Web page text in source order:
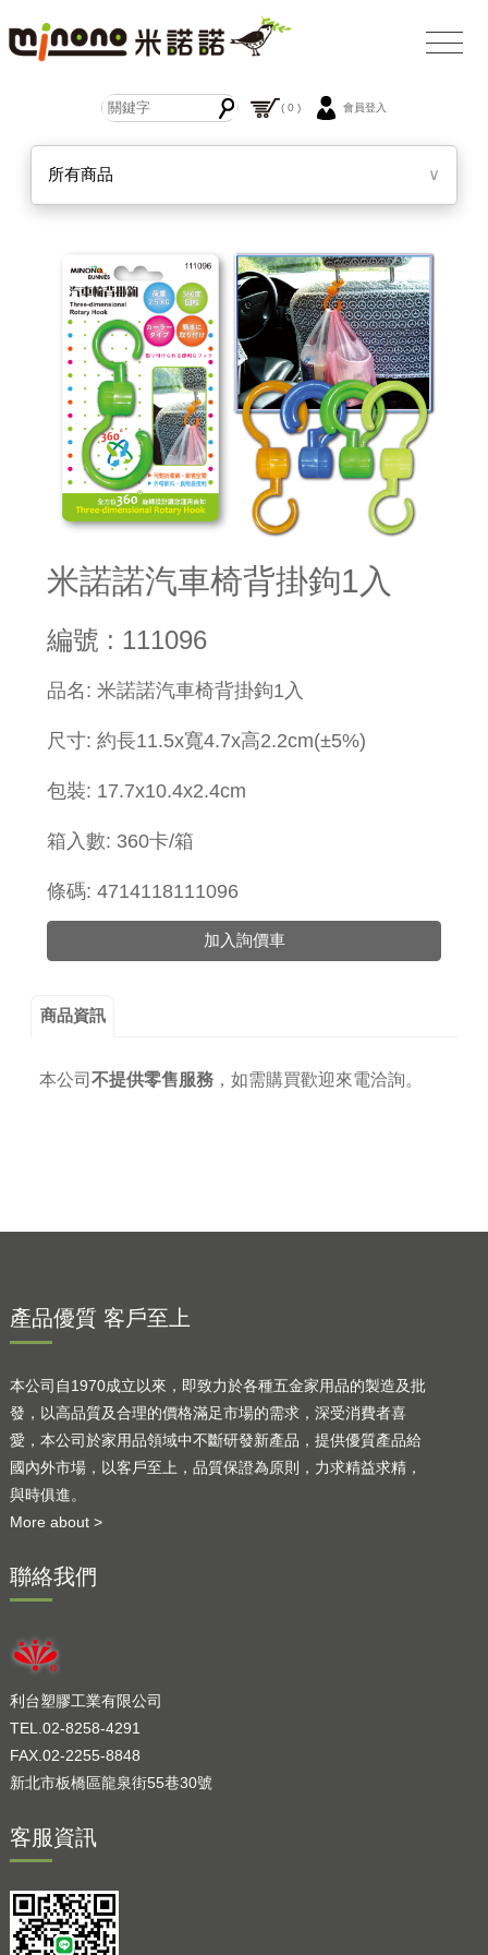
( 0 ) 會員登入
所有商品 ∨
米諾諾汽車椅背掛鉤1入
編號 : 111096
品名: 米諾諾汽車椅背掛鉤1入
尺寸: 約長11.5x寬4.7x高2.2cm(±5%)
包裝: 17.7x10.4x2.4cm
箱入數: 360卡/箱
條碼: 4714118111096
加入詢價車
商品資訊
本公司 不提供零售服務， 如需購買歡迎來電洽詢。
產品優質 客戶至上
本公司自1970成立以來，即致力於各種五金家用品的製造及批
發，以高品質及合理的價格滿足市場的需求，深受消費者喜
愛，本公司於家用品領域中不斷研發新產品，提供優質產品給
國內外市場，以客戶至上，品質保證為原則，力求精益求精，
與時俱進。
More about >
聯絡我們
利台塑膠工業有限公司
TEL.02-8258-4291
FAX.02-2255-8848
新北市板橋區龍泉街55巷30號
客服資訊